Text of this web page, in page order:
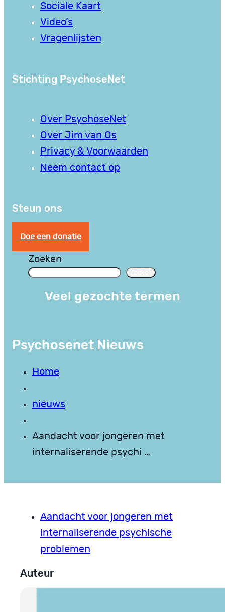
Sociale Kaart
Video’s
Vragenlijsten
Stichting PsychoseNet
Over PsychoseNet
Over Jim van Os
Privacy & Voorwaarden
Neem contact op
Steun ons
Doe een donatie
Zoeken
Veel gezochte termen
Psychosenet Nieuws
Home
nieuws
Aandacht voor jongeren met
internaliserende psychi …
Aandacht voor jongeren met
internaliserende psychische
problemen
Auteur